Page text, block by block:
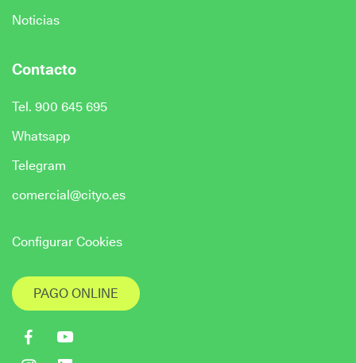
Noticias
Contacto
Tel. 900 645 695
Whatsapp
Telegram
comercial@cityo.es
Configurar Cookies
PAGO ONLINE